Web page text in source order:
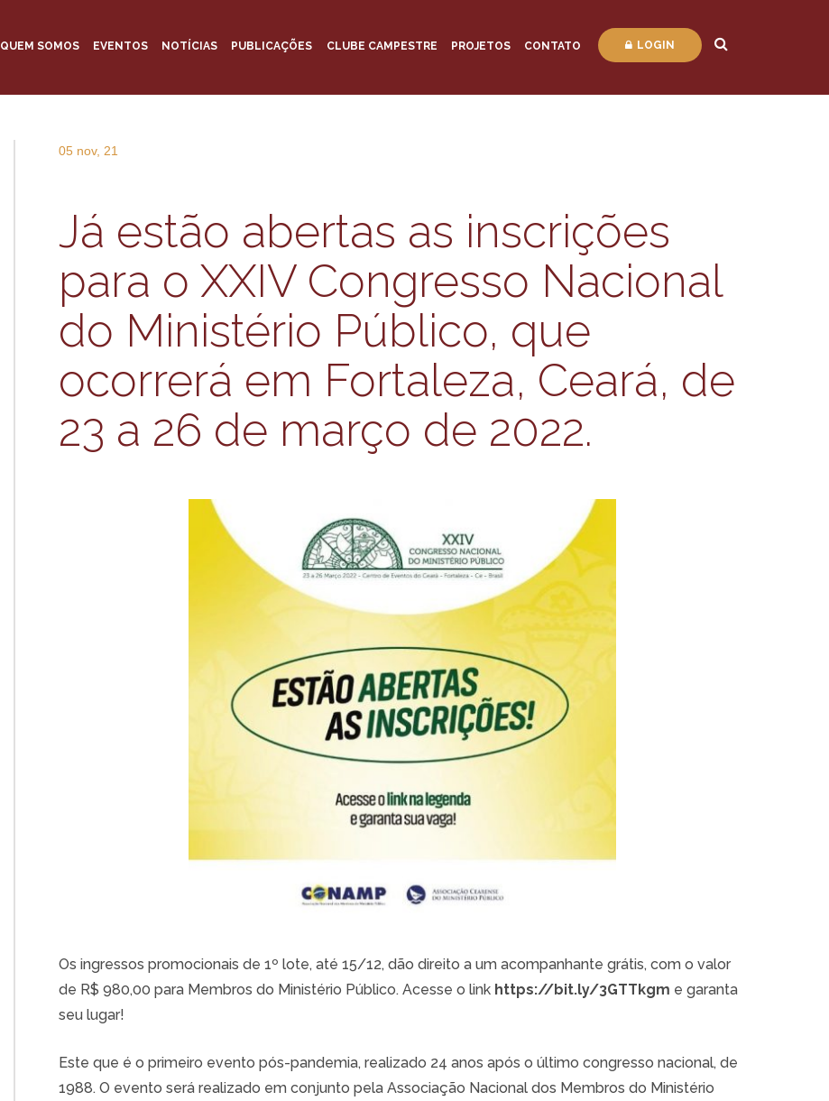
QUEM SOMOS EVENTOS NOTÍCIAS PUBLICAÇÕES CLUBE CAMPESTRE PROJETOS CONTATO LOGIN
05 nov, 21
Já estão abertas as inscrições
para o XXIV Congresso Nacional
do Ministério Público, que
ocorrerá em Fortaleza, Ceará, de
23 a 26 de março de 2022.
Os ingressos promocionais de 1º lote, até 15/12, dão direito a um acompanhante grátis, com o valor
de R$ 980,00 para Membros do Ministério Público. Acesse o link https://bit.ly/3GTTkgm e garanta
seu lugar!
Este que é o primeiro evento pós-pandemia, realizado 24 anos após o último congresso nacional, de
1988. O evento será realizado em conjunto pela Associação Nacional dos Membros do Ministério